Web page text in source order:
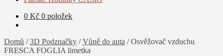
0 Kč 0 položek
Domů /3D Podznačky /Vůně do auta /Osvěžovač vzduchu
FRESCA FOGLIA limetka